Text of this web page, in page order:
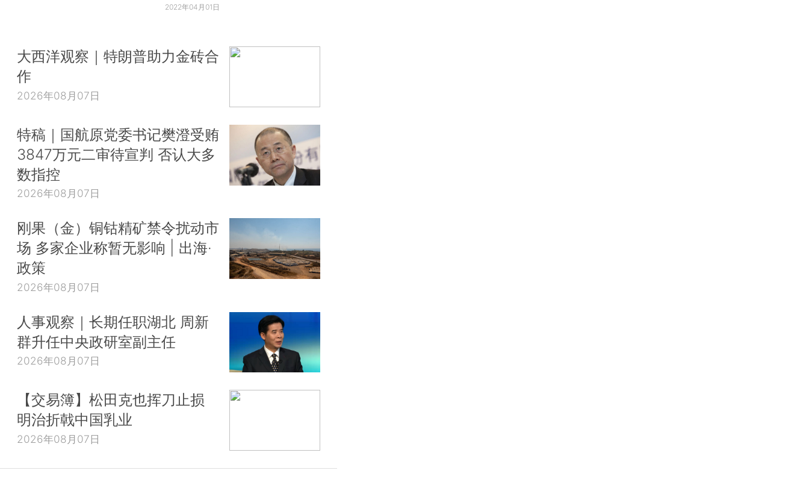
2022年04月01日
大西洋观察｜特朗普助力金砖合
作
2026年08月07日
特稿｜国航原党委书记樊澄受贿
3847万元二审待宣判 否认大多
数指控
2026年08月07日
刚果（金）铜钴精矿禁令扰动市
场 多家企业称暂无影响 | 出海·
政策
2026年08月07日
人事观察｜长期任职湖北 周新
群升任中央政研室副主任
2026年08月07日
【交易簿】松田克也挥刀止损
明治折戟中国乳业
2026年08月07日